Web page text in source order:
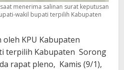
menerima salinan surat keputusan
wakil bupati terpilih Kabupaten
KPU Kabupaten
terpilih Kabupaten Sorong
rapat pleno, Kamis (9/1),